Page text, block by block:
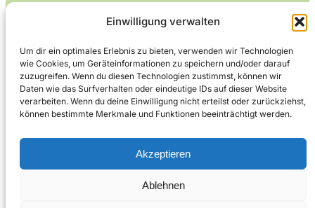
Einwilligung verwalten
Um dir ein optimales Erlebnis zu bieten, verwenden wir Technologien
wie Cookies, um Geräteinformationen zu speichern und/oder darauf
zuzugreifen. Wenn du diesen Technologien zustimmst, können wir
Daten wie das Surfverhalten oder eindeutige IDs auf dieser Website
verarbeiten. Wenn du deine Einwilligung nicht erteilst oder zurückziehst,
können bestimmte Merkmale und Funktionen beeinträchtigt werden.
Akzeptieren
Ablehnen
Leckerlife
Lecker essen – gesund leben.
Kontakt